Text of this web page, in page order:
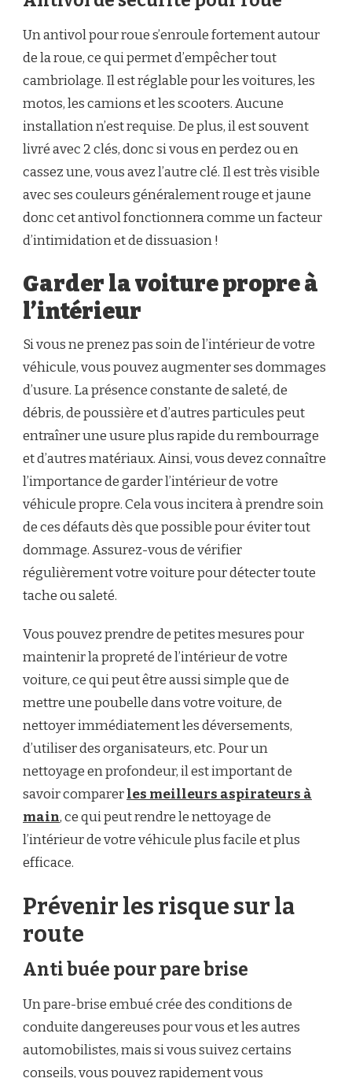
Un antivol pour roue s’enroule fortement autour
de la roue, ce qui permet d’empêcher tout
cambriolage. Il est réglable pour les voitures, les
motos, les camions et les scooters. Aucune
installation n’est requise. De plus, il est souvent
livré avec 2 clés, donc si vous en perdez ou en
cassez une, vous avez l’autre clé. Il est très visible
avec ses couleurs généralement rouge et jaune
donc cet antivol fonctionnera comme un facteur
d’intimidation et de dissuasion !
Garder la voiture propre à
l’intérieur
Si vous ne prenez pas soin de l’intérieur de votre
véhicule, vous pouvez augmenter ses dommages
d’usure. La présence constante de saleté, de
débris, de poussière et d’autres particules peut
entraîner une usure plus rapide du rembourrage
et d’autres matériaux. Ainsi, vous devez connaître
l’importance de garder l’intérieur de votre
véhicule propre. Cela vous incitera à prendre soin
de ces défauts dès que possible pour éviter tout
dommage. Assurez-vous de vérifier
régulièrement votre voiture pour détecter toute
tache ou saleté.
Vous pouvez prendre de petites mesures pour
maintenir la propreté de l’intérieur de votre
voiture, ce qui peut être aussi simple que de
mettre une poubelle dans votre voiture, de
nettoyer immédiatement les déversements,
d’utiliser des organisateurs, etc. Pour un
nettoyage en profondeur, il est important de
savoir comparerles meilleurs aspirateurs à
main, ce qui peut rendre le nettoyage de
l’intérieur de votre véhicule plus facile et plus
efficace.
Prévenir les risque sur la
route
Anti buée pour pare brise
Un pare-brise embué crée des conditions de
conduite dangereuses pour vous et les autres
automobilistes, mais si vous suivez certains
conseils, vous pouvez rapidement vous